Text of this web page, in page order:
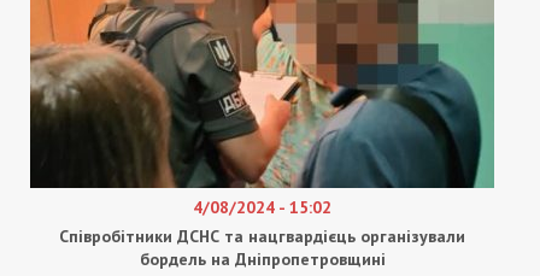
4/08/2024 - 15:02
Співробітники ДСНС та нацгвардієць організували
бордель на Дніпропетровщині